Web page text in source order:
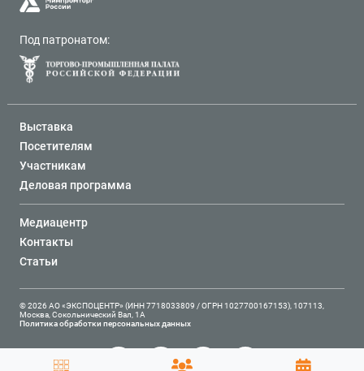
Под патронатом:
Выставка
Посетителям
Участникам
Деловая программа
Медиацентр
Контакты
Статьи
© 2026 АО «ЭКСПОЦЕНТР» (ИНН 7718033809 / ОГРН 1027700167153), 107113,
Москва, Сокольнический Вал, 1А
Политика обработки персональных данных